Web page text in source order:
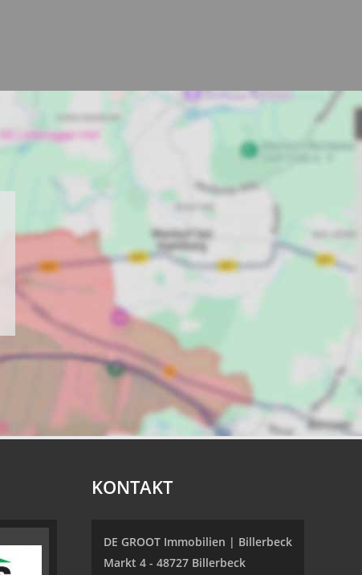
KONTAKT
DE GROOT Immobilien | Billerbeck
Markt 4 - 48727 Billerbeck